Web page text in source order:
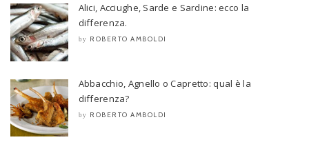
Alici, Acciughe, Sarde e Sardine: ecco la
differenza.
by ROBERTO AMBOLDI
Abbacchio, Agnello o Capretto: qual è la
differenza?
by ROBERTO AMBOLDI